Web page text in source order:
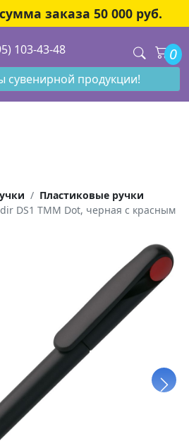
заказа 50 000 руб.
103-43-48 0
сувенирной продукции!
Пластиковые ручки
DS1 TMM Dot, черная с красным